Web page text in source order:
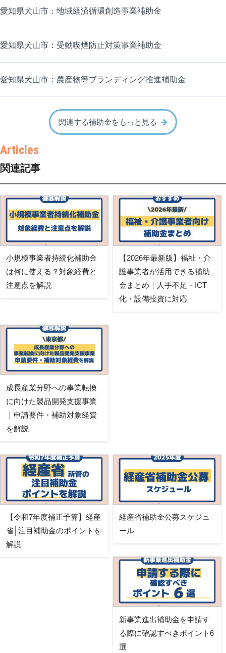
愛知県犬山市：地域経済循環創造事業補助金
愛知県犬山市：受動喫煙防止対策事業補助金
愛知県犬山市：農産物等ブランディング推進補助金
関連する補助金をもっと見る
関連記事
小規模事業者持続化補助金
は何に使える？対象経費と
注意点を解説
【2026年最新版】福祉・介
護事業者が活用できる補助
金まとめ｜人手不足・ICT
化・設備投資に対応
成長産業分野への事業転換
に向けた製品開発支援事業
｜申請要件・補助対象経費
を解説
【令和7年度補正予算】経産
省│注目補助金のポイントを
解説
経産省補助金公募スケジュ
ール
新事業進出補助金を申請す
る際に確認すべきポイント6
選